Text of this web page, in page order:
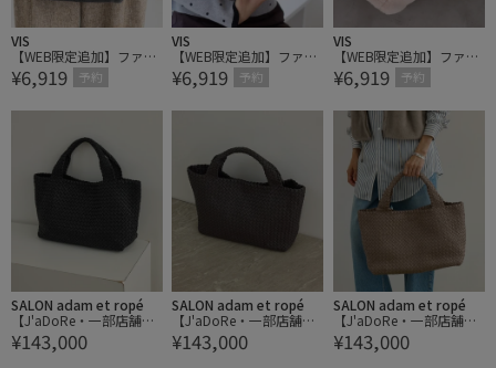
VIS
【WEB限定追加】ファー
リボントートバッグ/2W
¥6,919 予約
VIS
【WEB限定追加】ファー
リボントートバッグ/2W
¥6,919 予約
VIS
【WEB限定追加】ファー
リボントートバッグ/2W
¥6,919 予約
SALON adam et ropé
【J'aDoRe・一部店舗限
定】【FALORNI（ファロ
ルニ）】トートバッグ
¥143,000
SALON adam et ropé
【J'aDoRe・一部店舗限
定】【FALORNI（ファロ
ルニ）】トートバッグ
¥143,000
SALON adam et ropé
【J'aDoRe・一部店舗限
定】【FALORNI（ファロ
ルニ）】トートバッグ
¥143,000